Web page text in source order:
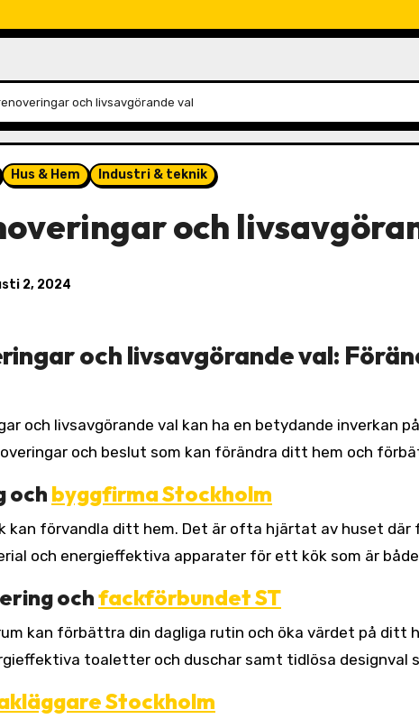
och livsavgörande val
Hus & Hem Industri & teknik
och
2, 2024
och livsavgörande val:
och beslut som kan förändra ditt hem och
ochbyggfirma Stockholm
kan förvandla ditt hem. Det är ofta hjärtat av huset där
och energieffektiva apparater för ett kök som är
ochfackförbundet ST
kan förbättra din dagliga rutin och öka värdet på ditt
toaletter och duschar samt tidlösa designval
Stockholm